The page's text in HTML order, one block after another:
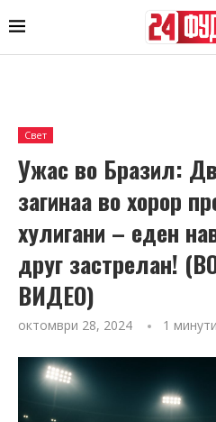
Свет
Ужас во Бразил:
загинаа во хорор
хулигани – еден
друг застрелан!
ВИДЕО)
октомври 28, 2024 1